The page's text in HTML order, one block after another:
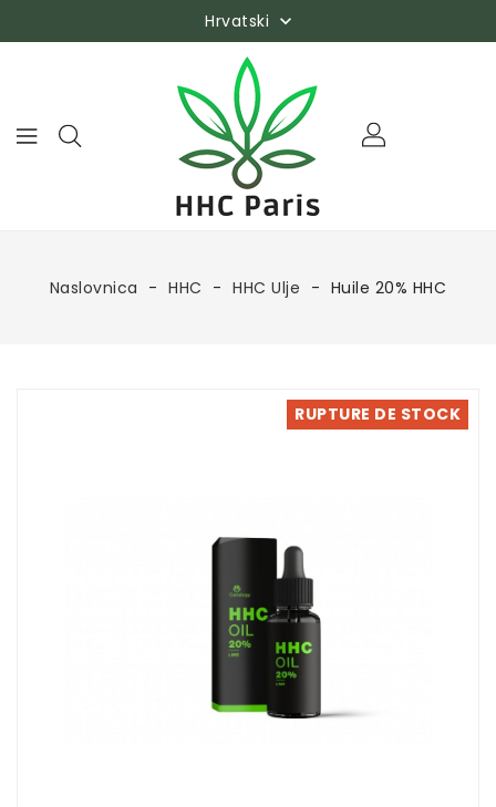
Hrvatski 
Naslovnica HHC HHC Ulje Huile 20% HHC
RUPTURE DE STOCK